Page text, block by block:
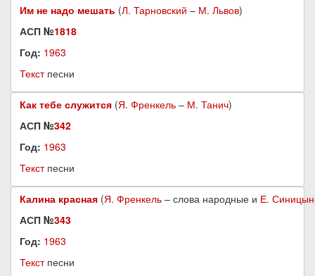
Им не надо мешать (Л. Тарновский – М. Львов)
АСП №1818
Год: 1963
Текстпесни
Как тебе служится (Я. Френкель – М. Танич)
АСП №342
Год: 1963
Текстпесни
Калина красная (Я. Френкель – слова народные и Е. Синицын
АСП №343
Год: 1963
Текстпесни